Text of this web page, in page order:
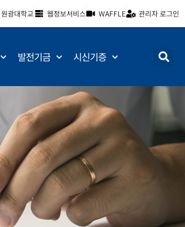
원광대학교 웹정보서비스 WAFFLE 관리자 로그인
발전기금 시신기증